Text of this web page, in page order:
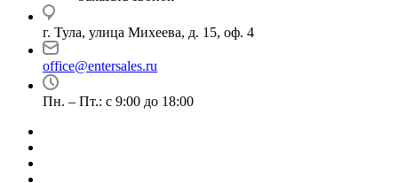
г. Тула, улица Михеева, д. 15, оф. 4
office@entersales.ru
Пн. – Пт.: с 9:00 до 18:00